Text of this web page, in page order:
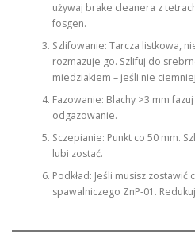
używaj brake cleanera z
fosgen.
Szlifowanie: Tarcza listkowa,
rozmazuje go. Szlifuj do
miedziakiem – jeśli nie
Fazowanie: Blachy >3 mm
odgazowanie.
Sczepianie: Punkt co 50 mm.
lubi zostać.
Podkład: Jeśli musisz zostawić
spawalniczego ZnP-01.